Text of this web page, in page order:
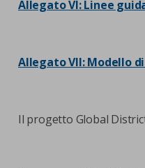
Allegato VI: Linee
Allegato VII: Modello
Il progetto Global